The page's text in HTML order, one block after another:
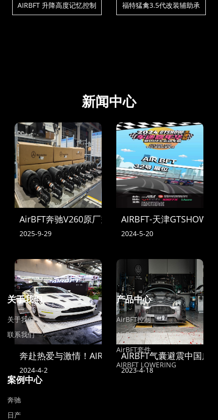
AIRBFT 升降高度记忆控制
套件V4-P3-C1-T3
福特猛禽3.5代改装辅助承
载气囊
新闻中心
AirBFT奔驰V260原厂空气悬挂到货
2025-9-29
AIRBFT-天津GTSHOW
2024-5-20
奔赴热爱与激情！AIRBFT中国亮相2024苏州GT
2024-4-2
AIRBFT气囊避震中国广
2023-4-18
关于我们
关于我们
联系我们
产品中心
AirBFT控制
AirBFT避震
AirBFT套件
AIRBFT LOWERING
案例中心
奔驰
日产